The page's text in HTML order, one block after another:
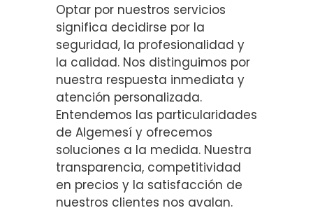
Optar por nuestros servicios
significa decidirse por la
seguridad, la profesionalidad y
la calidad. Nos distinguimos por
nuestra respuesta inmediata y
atención personalizada.
Entendemos las particularidades
de Algemesí y ofrecemos
soluciones a la medida. Nuestra
transparencia, competitividad
en precios y la satisfacción de
nuestros clientes nos avalan.